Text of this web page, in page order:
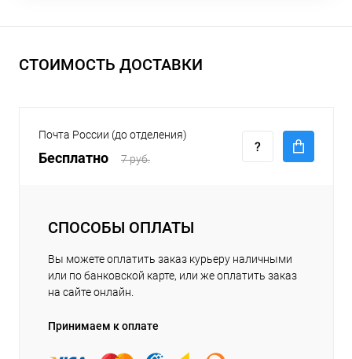
СТОИМОСТЬ ДОСТАВКИ
Почта России (до отделения)
Бесплатно 7 руб.
СПОСОБЫ ОПЛАТЫ
Вы можете оплатить заказ курьеру наличными
или по банковской карте, или же оплатить заказ
на сайте онлайн.
Принимаем к оплате